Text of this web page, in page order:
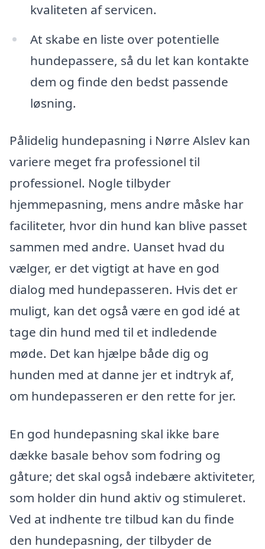
kvaliteten af servicen.
At skabe en liste over potentielle
hundepassere, så du let kan kontakte
dem og finde den bedst passende
løsning.
Pålidelig hundepasning i Nørre Alslev kan
variere meget fra professionel til
professionel. Nogle tilbyder
hjemmepasning, mens andre måske har
faciliteter, hvor din hund kan blive passet
sammen med andre. Uanset hvad du
vælger, er det vigtigt at have en god
dialog med hundepasseren. Hvis det er
muligt, kan det også være en god idé at
tage din hund med til et indledende
møde. Det kan hjælpe både dig og
hunden med at danne jer et indtryk af,
om hundepasseren er den rette for jer.
En god hundepasning skal ikke bare
dække basale behov som fodring og
gåture; det skal også indebære aktiviteter,
som holder din hund aktiv og stimuleret.
Ved at indhente tre tilbud kan du finde
den hundepasning, der tilbyder de